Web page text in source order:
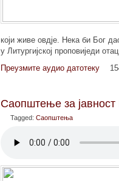
који живе овдје. Нека би Бог
у Литургијској проповиједи
Преузмите аудио датотеку
Саопштење за јавност
Tagged: Саопштења